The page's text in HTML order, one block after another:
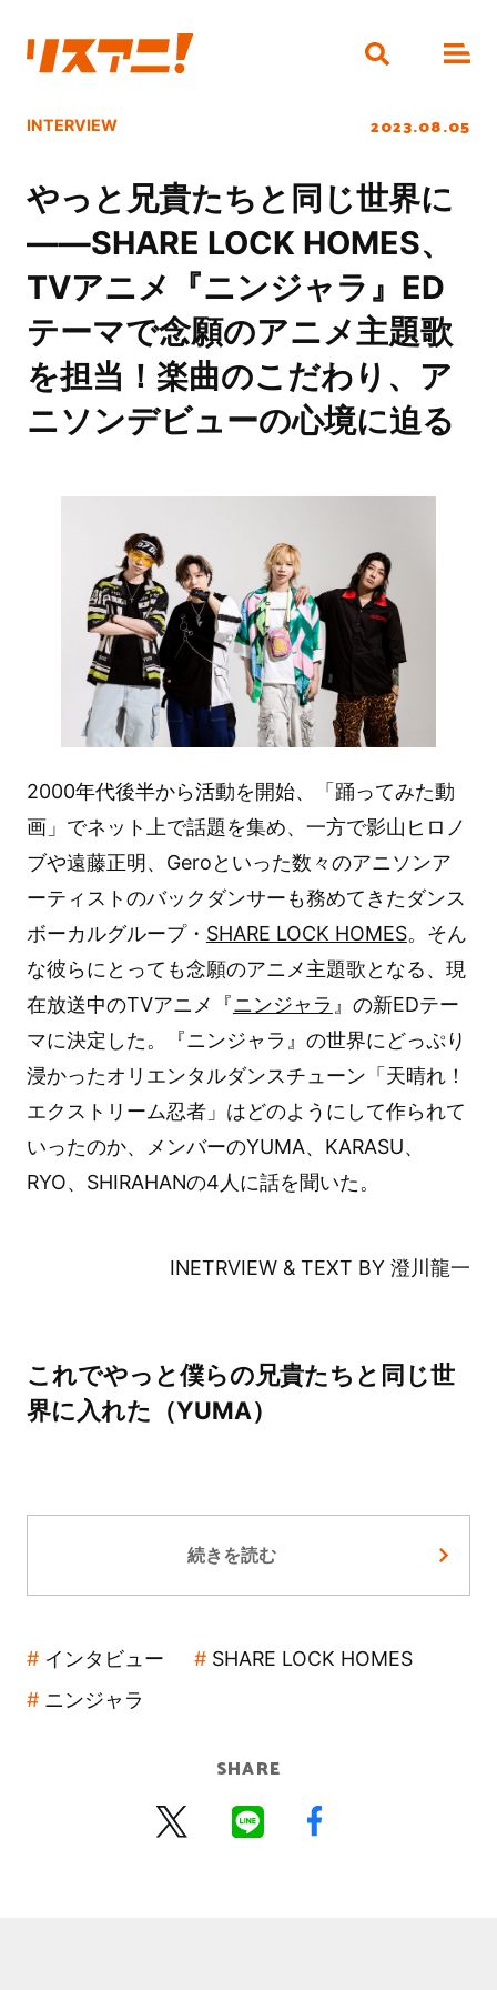
INTERVIEW 2023.08.05
やっと兄貴たちと同じ世界に
――SHARE LOCK HOMES、
TVアニメ『ニンジャラ』ED
テーマで念願のアニメ主題歌
を担当！楽曲のこだわり、ア
ニソンデビューの心境に迫る
2000年代後半から活動を開始、「踊ってみた動
画」でネット上で話題を集め、一方で影山ヒロノ
ブや遠藤正明、Geroといった数々のアニソンア
ーティストのバックダンサーも務めてきたダンス
ボーカルグループ・ SHARE LOCK HOMES。そん
な彼らにとっても念願のアニメ主題歌となる、現
在放送中のTVアニメ『ニンジャラ 』の新EDテー
マに決定した。『ニンジャラ』の世界にどっぷり
浸かったオリエンタルダンスチューン「天晴れ！
エクストリーム忍者」はどのようにして作られて
いったのか、メンバーのYUMA、KARASU、
RYO、SHIRAHANの4人に話を聞いた。
INETRVIEW & TEXT BY 澄川龍一
これでやっと僕らの兄貴たちと同じ世
界に入れた（YUMA）
続きを読む
インタビュー
SHARE LOCK HOMES
ニンジャラ
SHARE